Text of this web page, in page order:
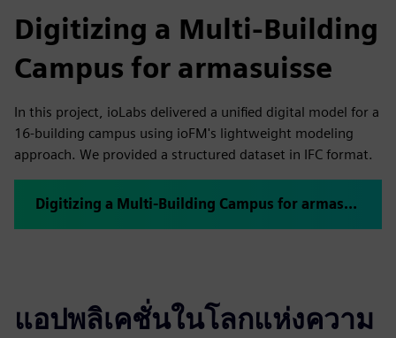
Digitizing a Multi-Building
Campus for armasuisse
In this project, ioLabs delivered a unified digital model for a
16-building campus using ioFM's lightweight modeling
approach. We provided a structured dataset in IFC format.
Digitizing a Multi-Building Campus for armasuisse
แอปพลิเคชั่นในโลกแห่งความ